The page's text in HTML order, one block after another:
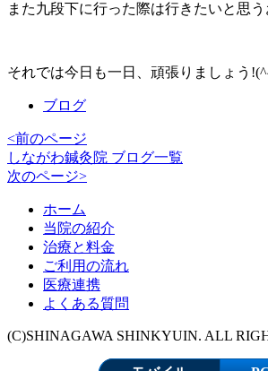
また九段下に行った際は行きたいと思
それでは今日も一日、頑張りましょう
ブログ
<前のページ
しながわ鍼灸院 ブログ一覧
次のページ>
ホーム
当院の紹介
治療と料金
ご利用の流れ
医療連携
よくある質問
(C)SHINAGAWA SHINKYUIN. ALL